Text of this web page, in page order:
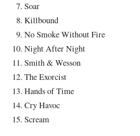
Soar
Killbound
No Smoke Without Fire
Night After Night
Smith & Wesson
The Exorcist
Hands of Time
Cry Havoc
Scream